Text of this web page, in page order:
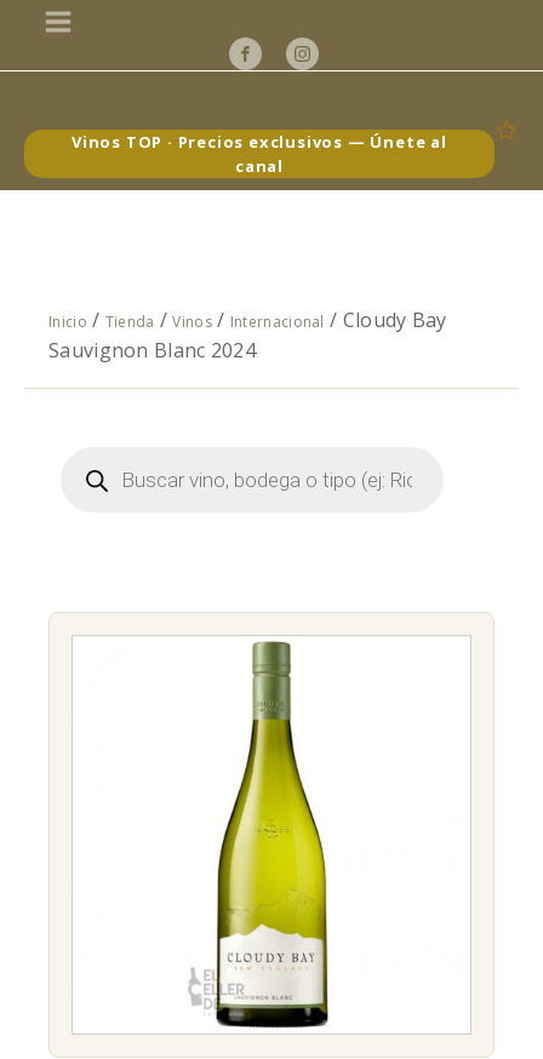
Vinos TOP · Precios exclusivos — Únete al
canal
Inicio / Tienda /Vinos/ Internacional / Cloudy Bay
Sauvignon Blanc 2024
Búsqueda